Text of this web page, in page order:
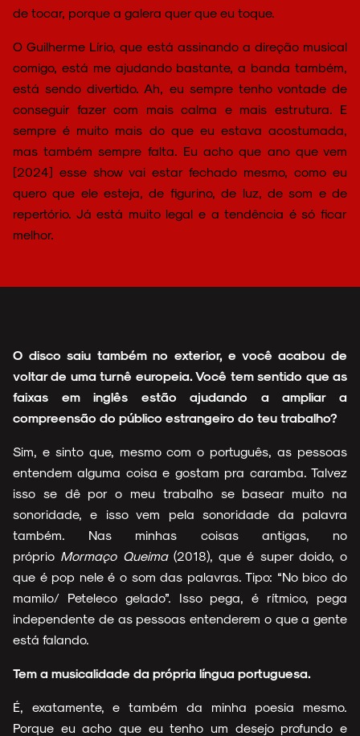
de tocar, porque a galera quer que eu toque.
O Guilherme Lírio, que está assinando a direção musical
comigo, está me ajudando bastante, a banda também,
está sendo divertido. Ah, eu sempre tenho vontade de
conseguir fazer com mais calma e mais estrutura. E
sempre é muito mais do que eu estava acostumada,
mas também sempre falta. Eu acho que ano que vem
[2024] esse show vai estar fechado mesmo, como eu
quero que ele esteja, de figurino, de luz, de som e de
repertório. Já está muito legal e a tendência é só ficar
melhor.
O disco saiu também no exterior, e você acabou de
voltar de uma turnê europeia. Você tem sentido que as
faixas em inglês estão ajudando a ampliar a
compreensão do público estrangeiro do teu trabalho?
Sim, e sinto que, mesmo com o português, as pessoas
entendem alguma coisa e gostam pra caramba. Talvez
isso se dê por o meu trabalho se basear muito na
sonoridade, e isso vem pela sonoridade da palavra
também. Nas minhas coisas antigas, no
próprio Mormaço Queima (2018), que é super doido, o
que é pop nele é o som das palavras. Tipo: “No bico do
mamilo/ Peteleco gelado”. Isso pega, é rítmico, pega
independente de as pessoas entenderem o que a gente
está falando.
Tem a musicalidade da própria língua portuguesa.
É, exatamente, e também da minha poesia mesmo.
Porque eu acho que eu tenho um desejo profundo e